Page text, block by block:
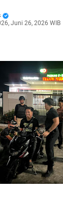
Juni 26, 2026 WIB